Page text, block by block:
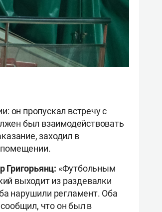
он пропускал встречу с
был взаимодействовать
заходил в
помещении.
Григорьянц: «Футбольным
выходит из раздевалки
нарушили регламент. Оба
что он был в